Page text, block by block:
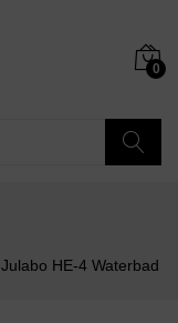
0
Julabo HE-4 Waterbad